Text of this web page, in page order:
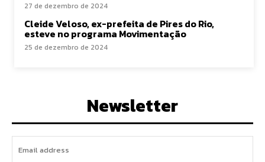
27 de dezembro de 2024
Cleide Veloso, ex-prefeita de Pires do Rio,
esteve no programa Movimentação
25 de dezembro de 2024
Newsletter